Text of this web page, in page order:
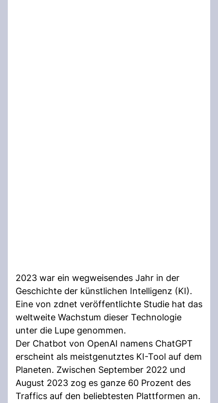
2023 war ein wegweisendes Jahr in der
Geschichte der künstlichen Intelligenz (KI).
Eine von zdnet veröffentlichte Studie hat das
weltweite Wachstum dieser Technologie
unter die Lupe genommen.
Der Chatbot von OpenAI namens ChatGPT
erscheint als meistgenutztes KI-Tool auf dem
Planeten. Zwischen September 2022 und
August 2023 zog es ganze 60 Prozent des
Traffics auf den beliebtesten Plattformen an.